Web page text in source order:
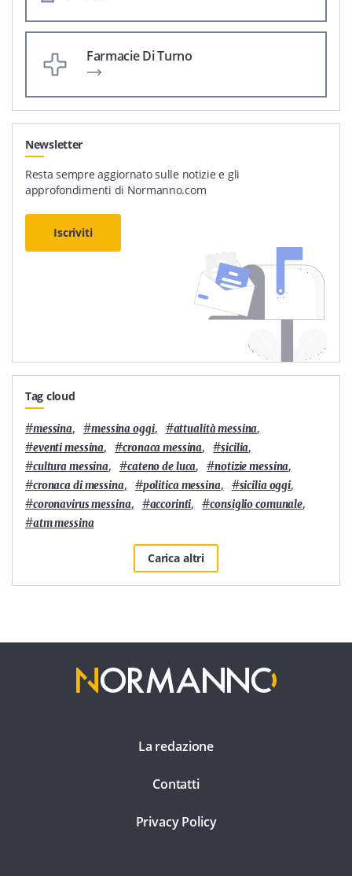
Farmacie Di Turno
Newsletter
Resta sempre aggiornato sulle notizie e gli
approfondimenti di Normanno.com
Iscriviti
Tag cloud
#messina, #messina oggi, #attualità messina,
#eventi messina, #cronaca messina, #sicilia,
#cultura messina, #cateno de luca, #notizie messina,
#cronaca di messina, #politica messina, #sicilia oggi,
#coronavirus messina, #accorinti, #consiglio comunale,
#atm messina
Carica altri
La redazione
Contatti
Privacy Policy